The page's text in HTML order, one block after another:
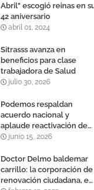
Abril" escogió reinas en su
42 aniversario
abril 01, 2024
Sitrasss avanza en
beneficios para clase
trabajadora de Salud
julio 30, 2026
Podemos respaldan
acuerdo nacional y
aplaude reactivación de
Tocoma con la
megavatios al sistema
eléctrico nacional
junio 15, 2026
Doctor Delmo baldemar
carrillo: la corporación de
renovación ciudadana, es